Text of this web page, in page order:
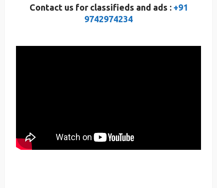
Contact us for classifieds and ads : +91
9742974234